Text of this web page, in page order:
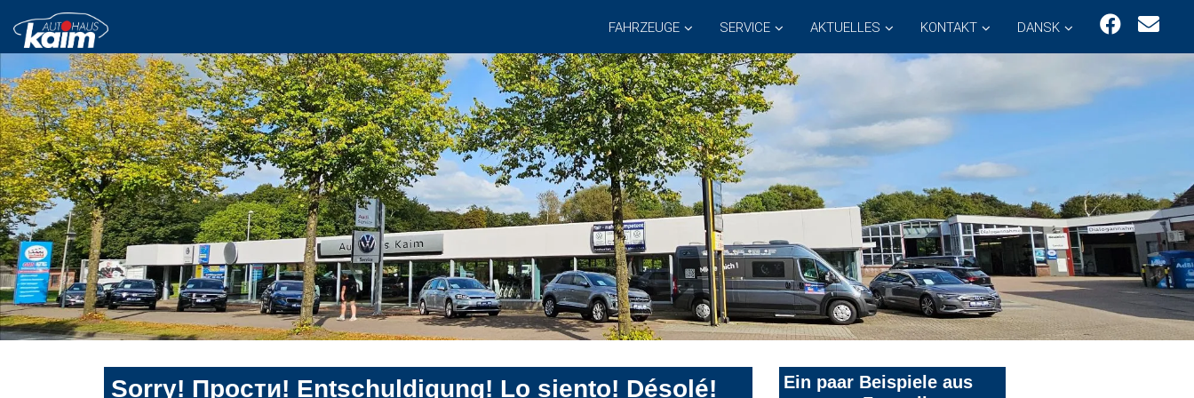
FAHRZEUGE SERVICE AKTUELLES KONTAKT DANSK
Sorry! Прости! Entschuldigung! Lo siento! Désolé!
Ein paar Beispiele aus